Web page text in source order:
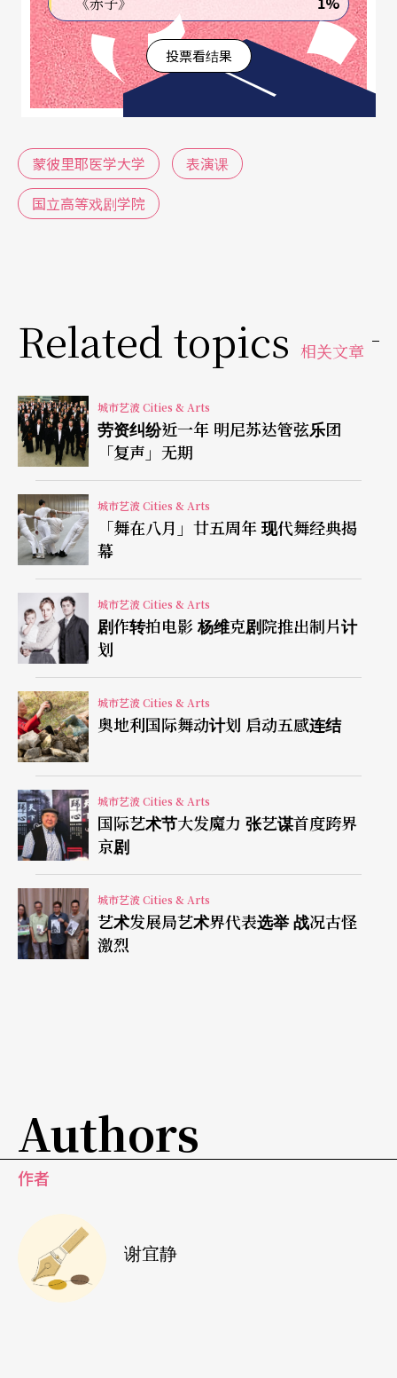
说话。」
病患常常抱怨医生宣布病情时太缺乏人性：位在旁
人进出、毫无隐私的诊间，宣布的同时，医生还接
电话或心有旁鹜等。法国医界自二○○○年起为这
部分作了很多努力，但仍远远不足；而绝大多数的
医生也承认，当他们必须要当坏消息的宣布者时，
总是觉得「没学过」；于是这群向来不习惯求救或
衡上恰到好处。可惜的是，对令人一听生畏的骇人
要条件，而第一个宣布病情的医生则扮演了关键性
角色。
透过表演课学习观察与沟通
依叙教授在二○○六年认识导演乌卡尼（Serge Oua
knine）后就著手推动蒙市医大开授表演课，○七年
还跟大约七十个医生们进行过试课，他们的珍贵心
得之一是：「原来有很多人只是想知道自己会不会
死。」蒙医大四年级的两百四十位医学系学生，将
在乌卡尼与ENSAD的年轻演员陪同下上四个半天课
程，内容包括：宣布病情，施药无效或病情加重时
的沟通，及如何面对病患家人的反应。乌卡尼说，
莫里哀曾在作品里嘲笑当时医生如何用夸张病情来
掩饰缺乏医学专业；而医学发达的今天，医生却连
沟通都做不到，这就是本课程的主要目的。此外，
法国医生的求学期至少是六到九年，为什么把表演
课排在四年级呢？原因是，该年级的学生已经在实
习课中有过跟病患实际接触的经验，但尚未通过实
族里已经有人从事相同或相关行业的家庭，这些绝
大部分来自中等收入以上家庭、求学过程也比他人
并说出「别人」的病情。这种问题在电脑化、网路
化时代可说是雪上加霜。戏剧课程虽然无法解决人
生经验不足的问题，但对于打开心胸及发展观察力
投票看结果
蒙彼里耶医学大学
表演课
国立高等戏剧学院
Related topics 相关文章
城市艺波 Cities & Arts
劳资纠纷近一年 明尼苏达管弦乐团
「复声」无期
城市艺波 Cities & Arts
「舞在八月」廿五周年 现代舞经典揭
幕
城市艺波 Cities & Arts
剧作转拍电影 杨维克剧院推出制片计
划
城市艺波 Cities & Arts
奥地利国际舞动计划 启动五感连结
城市艺波 Cities & Arts
国际艺术节大发魔力 张艺谋首度跨界
京剧
城市艺波 Cities & Arts
艺术发展局艺术界代表选举 战况古怪
激烈
Authors
作者
谢宜静